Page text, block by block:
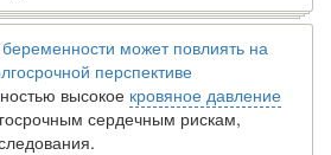
может повлиять на
перспективе
высокое кровяное давление
сердечным рискам,